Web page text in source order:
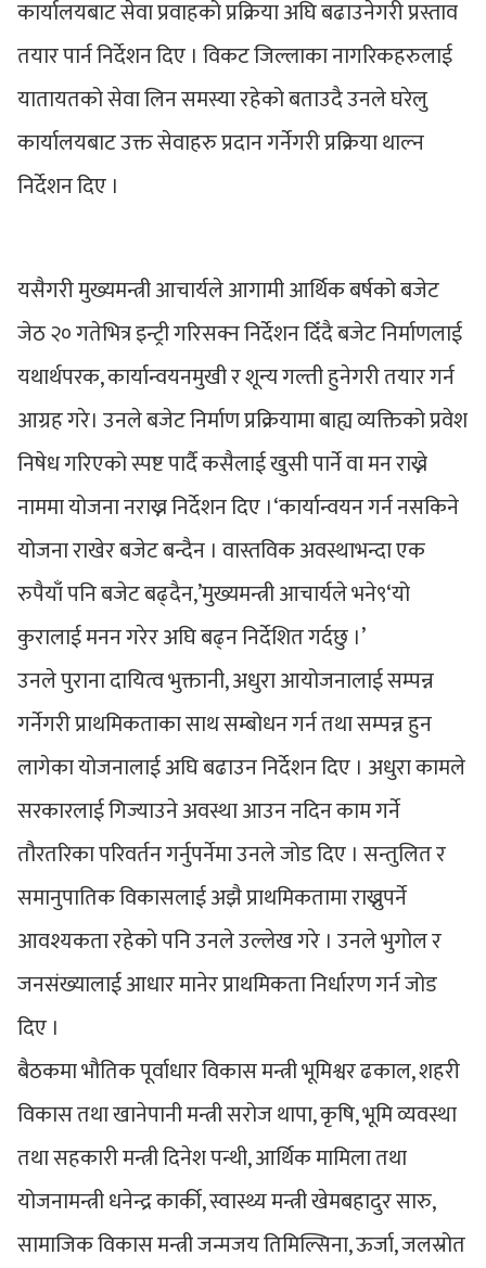
कार्यालयबाट सेवा प्रवाहको प्रक्रिया अघि बढाउनेगरी प्रस्ताव
तयार पार्न निर्देशन दिए । विकट जिल्लाका नागरिकहरुलाई
यातायतको सेवा लिन समस्या रहेको बताउदै उनले घरेलु
कार्यालयबाट उक्त सेवाहरु प्रदान गर्नेगरी प्रक्रिया थाल्न
निर्देशन दिए ।
यसैगरी मुख्यमन्त्री आचार्यले आगामी आर्थिक बर्षको बजेट
जेठ २० गतेभित्र इन्ट्री गरिसक्न निर्देशन दिँदै बजेट निर्माणलाई
यथार्थपरक, कार्यान्वयनमुखी र शून्य गल्ती हुनेगरी तयार गर्न
आग्रह गरे। उनले बजेट निर्माण प्रक्रियामा बाह्य व्यक्तिको प्रवेश
निषेध गरिएको स्पष्ट पार्दै कसैलाई खुसी पार्ने वा मन राख्ने
नाममा योजना नराख्न निर्देशन दिए ।‘कार्यान्वयन गर्न नसकिने
योजना राखेर बजेट बन्दैन । वास्तविक अवस्थाभन्दा एक
रुपैयाँ पनि बजेट बढ्दैन,’मुख्यमन्त्री आचार्यले भने९‘यो
कुरालाई मनन गरेर अघि बढ्न निर्देशित गर्दछु ।’
उनले पुराना दायित्व भुक्तानी, अधुरा आयोजनालाई सम्पन्न
गर्नेगरी प्राथमिकताका साथ सम्बोधन गर्न तथा सम्पन्न हुन
लागेका योजनालाई अघि बढाउन निर्देशन दिए । अधुरा कामले
सरकारलाई गिज्याउने अवस्था आउन नदिन काम गर्ने
तौरतरिका परिवर्तन गर्नुपर्नेमा उनले जोड दिए । सन्तुलित र
समानुपातिक विकासलाई अझै प्राथमिकतामा राख्नुपर्ने
आवश्यकता रहेको पनि उनले उल्लेख गरे । उनले भुगोल र
जनसंख्यालाई आधार मानेर प्राथमिकता निर्धारण गर्न जोड
दिए ।
बैठकमा भौतिक पूर्वाधार विकास मन्त्री भूमिश्वर ढकाल, शहरी
विकास तथा खानेपानी मन्त्री सरोज थापा, कृषि, भूमि व्यवस्था
तथा सहकारी मन्त्री दिनेश पन्थी, आर्थिक मामिला तथा
योजनामन्त्री धनेन्द्र कार्की, स्वास्थ्य मन्त्री खेमबहादुर सारु,
सामाजिक विकास मन्त्री जन्मजय तिमिल्सिना, ऊर्जा, जलस्रोत